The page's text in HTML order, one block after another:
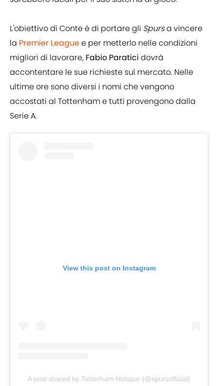
L'obiettivo di Conte è di portare gli Spursa vincere
la Premier Leaguee per metterlo nelle condizioni
migliori di lavorare, Fabio Paratici dovrà
accontentare le sue richieste sul mercato. Nelle
ultime ore sono diversi i nomi che vengono
accostati al Tottenham e tutti provengono dalla
Serie A.
View this post on Instagram
A post shared by Tottenham Hotspur (@spursofficial)